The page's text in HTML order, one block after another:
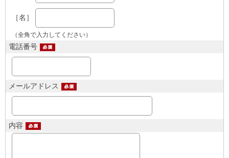
［名］
（全角で入力してください）
電話番号
メールアドレス
内容